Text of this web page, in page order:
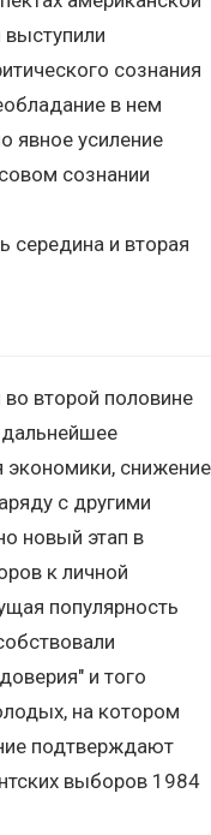
выступили
сознания
в нем
явное усиление
сознании
середина и вторая
второй половине
дальнейшее
экономики, снижение
с другими
новый этап в
к личной
популярность
и того
на котором
подтверждают
выборов 1984